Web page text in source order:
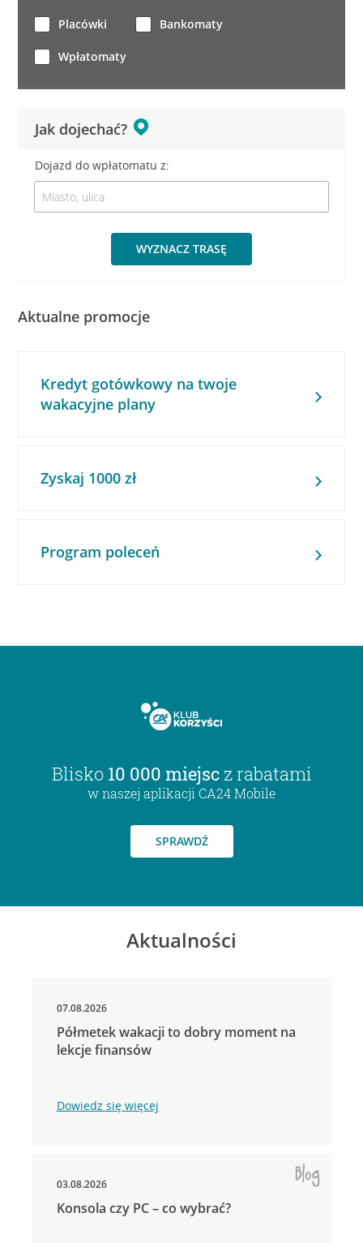
Jak dojechać?
Dojazd do wpłatomatu z:
WYZNACZ TRASĘ
Placówki Bankomaty
Wpłatomaty
Aktualne promocje
Kredyt gotówkowy na twoje
wakacyjne plany
Zyskaj 1000 zł
Program poleceń
Blisko 10 000 miejsc z rabatami
w naszej aplikacji CA24 Mobile
SPRAWDŹ
Aktualności
07.08.2026
Półmetek wakacji to dobry moment na
lekcje finansów
Dowiedz się więcej
03.08.2026
Konsola czy PC – co wybrać?